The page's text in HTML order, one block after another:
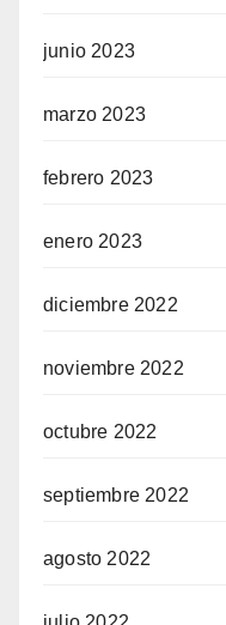
junio 2023
marzo 2023
febrero 2023
enero 2023
diciembre 2022
noviembre 2022
octubre 2022
septiembre 2022
agosto 2022